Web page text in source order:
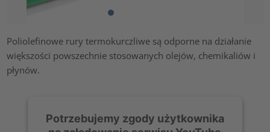
Poliolefinowe rury termokurczliwe są odporne na działanie
większości powszechnie stosowanych olejów, chemikaliów i
płynów.
Potrzebujemy zgody użytkownika